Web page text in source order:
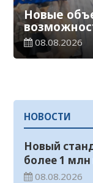
Новые
08.08.2026
НОВОСТИ
Новый
более 1 млн
08.08.2026